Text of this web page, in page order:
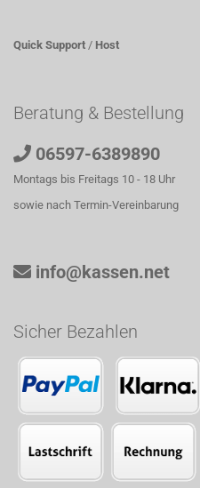
Quick Support / Host
Beratung & Bestellung
06597-6389890
Montags bis Freitags 10 - 18 Uhr
sowie nach Termin-Vereinbarung
info@kassen.net
Sicher Bezahlen